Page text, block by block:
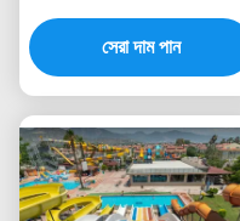
Rainbow Racing Water
Slides 10m Height
সেরা দাম পান